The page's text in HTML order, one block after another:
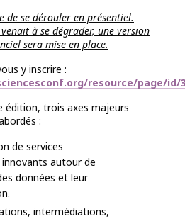
de se dérouler en présentiel.
à se dégrader, une version
sera mise en place.
y inscrire :
resource/page/id/
édition, trois axes majeurs
:
de services
autour de
données et leur
intermédiations,